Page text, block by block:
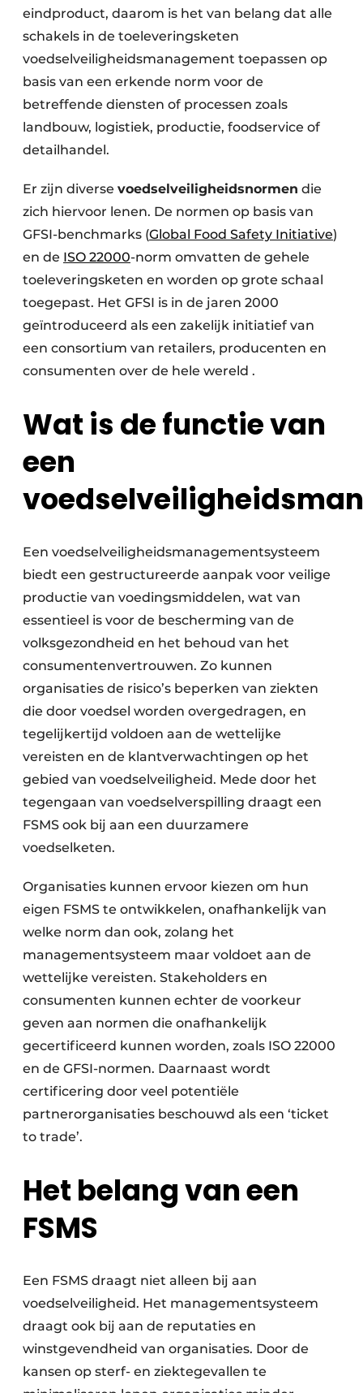
eindproduct, daarom is het van belang dat alle
schakels in de toeleveringsketen
voedselveiligheidsmanagement toepassen op
basis van een erkende norm voor de
betreffende diensten of processen zoals
landbouw, logistiek, productie, foodservice of
detailhandel.
Er zijn diverse voedselveiligheidsnormen die
zich hiervoor lenen. De normen op basis van
GFSI-benchmarks (Global Food Safety Initiative)
en de ISO 22000-norm omvatten de gehele
toeleveringsketen en worden op grote schaal
toegepast. Het GFSI is in de jaren 2000
geïntroduceerd als een zakelijk initiatief van
een consortium van retailers, producenten en
consumenten over de hele wereld .
Wat is de functie van
een
Een voedselveiligheidsmanagementsysteem
biedt een gestructureerde aanpak voor veilige
productie van voedingsmiddelen, wat van
essentieel is voor de bescherming van de
volksgezondheid en het behoud van het
consumentenvertrouwen. Zo kunnen
organisaties de risico’s beperken van ziekten
die door voedsel worden overgedragen, en
tegelijkertijd voldoen aan de wettelijke
vereisten en de klantverwachtingen op het
gebied van voedselveiligheid. Mede door het
tegengaan van voedselverspilling draagt een
FSMS ook bij aan een duurzamere
voedselketen.
Organisaties kunnen ervoor kiezen om hun
eigen FSMS te ontwikkelen, onafhankelijk van
welke norm dan ook, zolang het
managementsysteem maar voldoet aan de
wettelijke vereisten. Stakeholders en
consumenten kunnen echter de voorkeur
geven aan normen die onafhankelijk
gecertificeerd kunnen worden, zoals ISO 22000
en de GFSI-normen. Daarnaast wordt
certificering door veel potentiële
partnerorganisaties beschouwd als een ‘ticket
to trade’.
Het belang van een
FSMS
Een FSMS draagt niet alleen bij aan
voedselveiligheid. Het managementsysteem
draagt ook bij aan de reputaties en
winstgevendheid van organisaties. Door de
kansen op sterf- en ziektegevallen te